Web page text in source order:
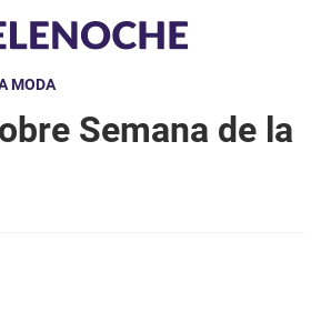
MODA
Semana de la